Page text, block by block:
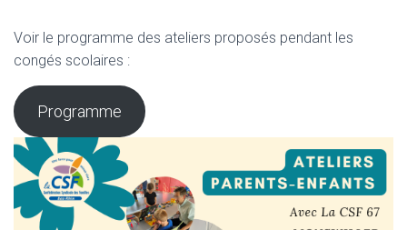
Voir le programme des ateliers proposés pendant les
congés scolaires :
Programme